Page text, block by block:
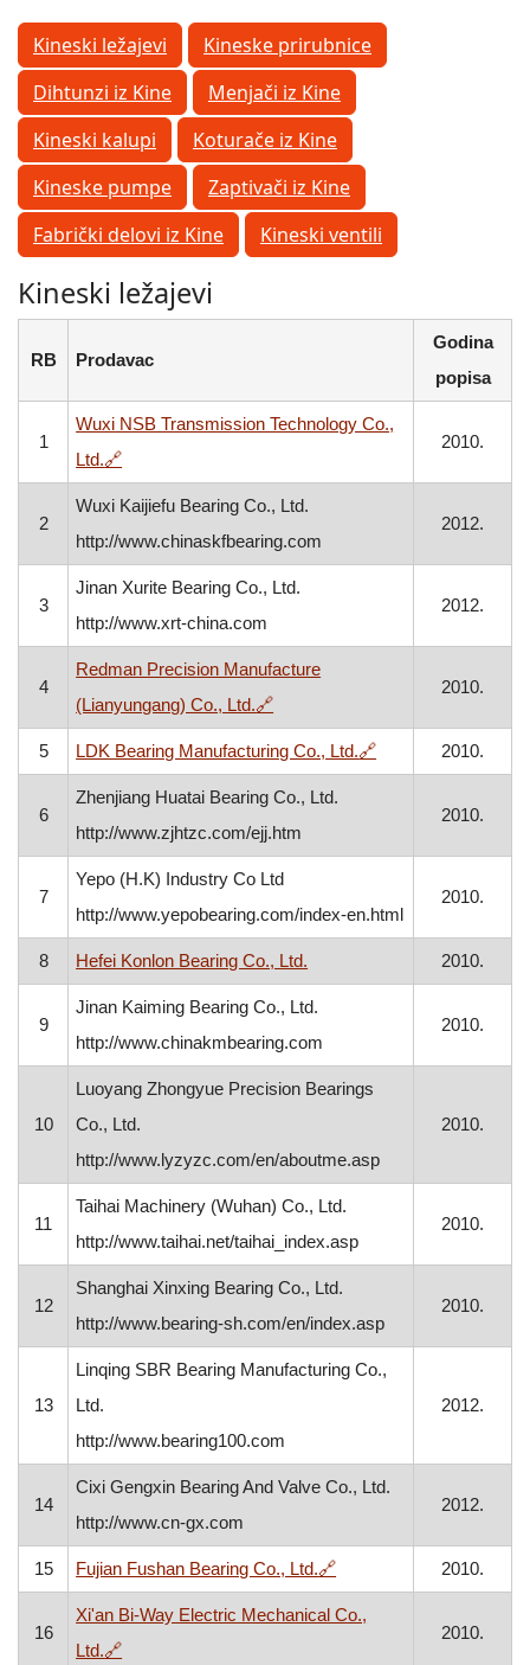
Kineski ležajevi
Kineske prirubnice
Dihtunzi iz Kine
Menjači iz Kine
Kineski kalupi
Koturače iz Kine
Kineske pumpe
Zaptivači iz Kine
Fabrički delovi iz Kine
Kineski ventili
Kineski ležajevi
RB Prodavac
Godina
popisa
1
Wuxi NSB Transmission Technology Co.,
Ltd.🔗, otvara se u novom prozoru
2010.
2
Wuxi Kaijiefu Bearing Co., Ltd.
http://www.chinaskfbearing.com
2012.
3
Jinan Xurite Bearing Co., Ltd.
http://www.xrt-china.com
2012.
4
Redman Precision Manufacture
(Lianyungang) Co., Ltd.🔗, otvara se u novom prozoru
2010.
5 LDK Bearing Manufacturing Co., Ltd.🔗, otvara se u
2010.
6
Zhenjiang Huatai Bearing Co., Ltd.
http://www.zjhtzc.com/ejj.htm
2010.
7
Yepo (H.K) Industry Co Ltd
http://www.yepobearing.com/index-en.html
2010.
8 Hefei Konlon Bearing Co., Ltd. 2010.
9
Jinan Kaiming Bearing Co., Ltd.
http://www.chinakmbearing.com
2010.
10
Luoyang Zhongyue Precision Bearings
Co., Ltd.
http://www.lyzyzc.com/en/aboutme.asp
2010.
11
Taihai Machinery (Wuhan) Co., Ltd.
http://www.taihai.net/taihai_index.asp
2010.
12
Shanghai Xinxing Bearing Co., Ltd.
http://www.bearing-sh.com/en/index.asp
2010.
13
Linqing SBR Bearing Manufacturing Co.,
Ltd.
http://www.bearing100.com
2012.
14
Cixi Gengxin Bearing And Valve Co., Ltd.
http://www.cn-gx.com
2012.
15 Fujian Fushan Bearing Co., Ltd.🔗, otvara se u novom
2010.
16
Xi'an Bi-Way Electric Mechanical Co.,
Ltd.🔗, otvara se u novom prozoru
2010.